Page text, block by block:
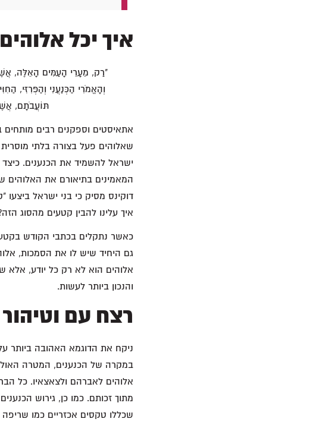
איך יכל
"רַק, מֵעָרֵי הָעַמִּים הָאֵלֶּה,
וְהָאֱמֹרִי הַכְּנַעֲנִי וְהַפְּרִזִּי,
תּוֹעֲבֹתָם,
אתאיסטים וספקנים רבים
שאלוהים פעל בצורה בלתי
ישראל להשמיד את הכנענים.
המאמינים בתיאורם את האלוהים
דוקינס מסיק כי בני ישראל ביצעו
איך עלינו להבין קטעים מהסוג
כאשר נתקלים בכתבי הקודש
גם היחיד שיש לו את הסמכות,
אלוהים הוא לא רק כל יודע, אלא
והנכון ביותר לעשות.
רצח עם
ניקח את הדוגמא האהובה ביותר
במקרה של הכנענים, המטרה
אלוהים לאברהם ולצאצאיו. כל
מתוך זכותם. כמו כן, גירוש
שכללו טקסים אכזריים כמו